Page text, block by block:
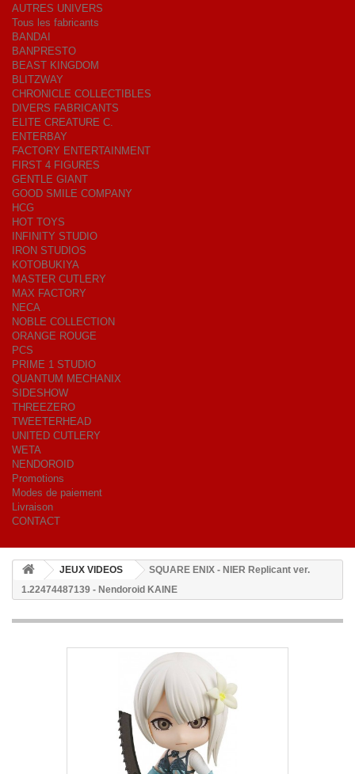
AUTRES UNIVERS
Tous les fabricants
BANDAI
BANPRESTO
BEAST KINGDOM
BLITZWAY
CHRONICLE COLLECTIBLES
DIVERS FABRICANTS
ELITE CREATURE C.
ENTERBAY
FACTORY ENTERTAINMENT
FIRST 4 FIGURES
GENTLE GIANT
GOOD SMILE COMPANY
HCG
HOT TOYS
INFINITY STUDIO
IRON STUDIOS
KOTOBUKIYA
MASTER CUTLERY
MAX FACTORY
NECA
NOBLE COLLECTION
ORANGE ROUGE
PCS
PRIME 1 STUDIO
QUANTUM MECHANIX
SIDESHOW
THREEZERO
TWEETERHEAD
UNITED CUTLERY
WETA
NENDOROID
Promotions
Modes de paiement
Livraison
CONTACT
JEUX VIDEOS
SQUARE ENIX - NIER Replicant ver.
1.22474487139 - Nendoroid KAINE